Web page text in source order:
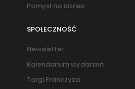
Pomysł na biznes
SPOŁECZNOŚĆ
Newsletter
Kalendarium wydarzeń
Targi Franczyza